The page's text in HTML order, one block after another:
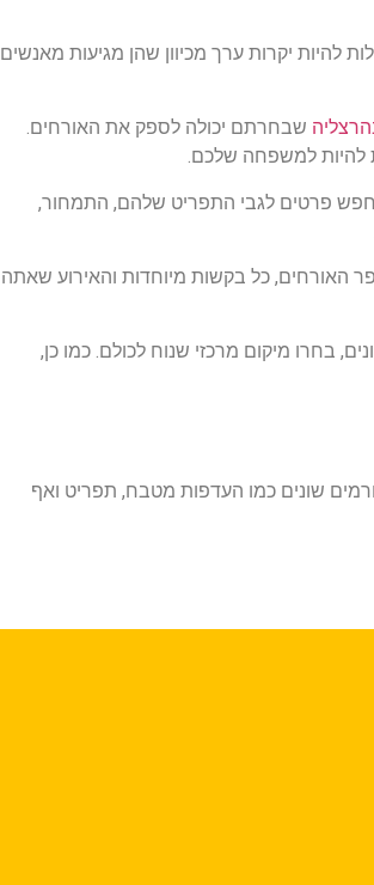
להיות יקרות ערך מכיוון שהן מגיעות מאנשים
שבחרתם יכולה לספק את האורחים.
להיות למשפחה שלכם.
חפש פרטים לגבי התפריט שלהם, התמחור,
האורחים, כל בקשות מיוחדות והאירוע שאתה
בחרו מיקום מרכזי שנוח לכולם. כמו כן,
שונים כמו העדפות מטבח, תפריט ואף